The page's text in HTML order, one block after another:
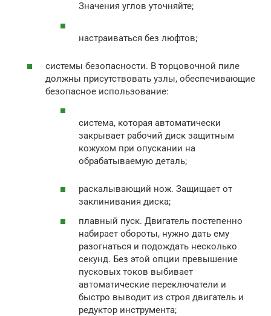
Значения углов уточняйте;
настраиваться без люфтов;
системы безопасности. В торцовочной пиле
должны присутствовать узлы, обеспечивающие
безопасное использование:
система, которая автоматически
закрывает рабочий диск защитным
кожухом при опускании на
обрабатываемую деталь;
раскалывающий нож. Защищает от
заклинивания диска;
плавный пуск. Двигатель постепенно
набирает обороты, нужно дать ему
разогнаться и подождать несколько
секунд. Без этой опции превышение
пусковых токов выбивает
автоматические переключатели и
быстро выводит из строя двигатель и
редуктор инструмента;